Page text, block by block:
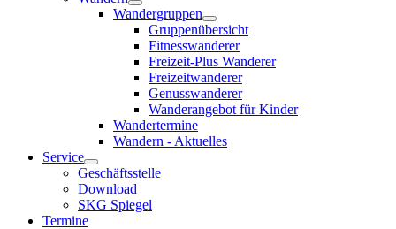
Wandergruppen
Gruppenübersicht
Fitnesswanderer
Freizeit-Plus Wanderer
Freizeitwanderer
Genusswanderer
Wanderangebot für Kinder
Wandertermine
Wandern - Aktuelles
Service
Geschäftsstelle
Download
SKG Spiegel
Termine